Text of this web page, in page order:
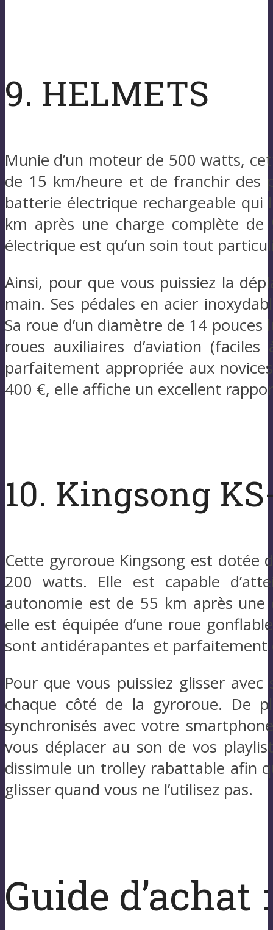
9. HELMETS
Munie d’un moteur de 500 watts,
de 15 km/heure et de franchir des
batterie électrique rechargeable
km après une charge complète de
électrique est qu’un soin tout
Ainsi, pour que vous puissiez la
main. Ses pédales en acier
Sa roue d’un diamètre de 14
roues auxiliaires d’aviation
parfaitement appropriée aux
400 €, elle affiche un excellent
10. Kingsong
Cette gyroroue Kingsong est dotée
200 watts. Elle est capable
autonomie est de 55 km après une
elle est équipée d’une roue
sont antidérapantes et parfaitement
Pour que vous puissiez glisser
chaque côté de la gyroroue. De
synchronisés avec votre
vous déplacer au son de vos
dissimule un trolley rabattable afin
glisser quand vous ne l’utilisez pas.
Guide